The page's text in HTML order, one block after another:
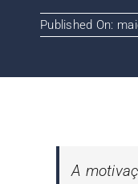
Published On:
A